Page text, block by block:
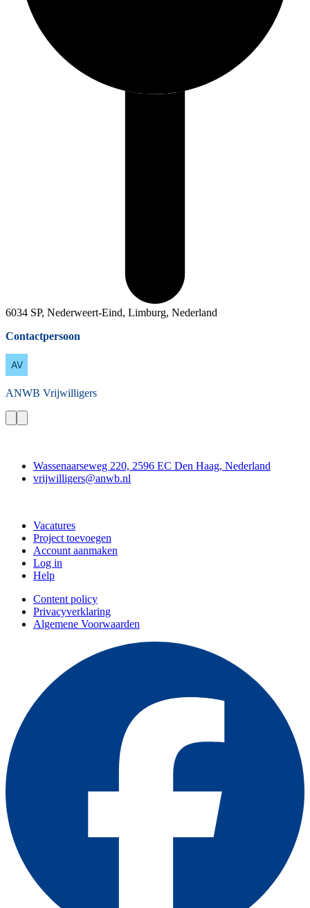
6034 SP, Nederweert-Eind, Limburg, Nederland
Contactpersoon
ANWB Vrijwilligers
Wassenaarseweg 220, 2596 EC Den Haag, Nederland
vrijwilligers@anwb.nl
Vacatures
Project toevoegen
Account aanmaken
Log in
Help
Content policy
Privacyverklaring
Algemene Voorwaarden